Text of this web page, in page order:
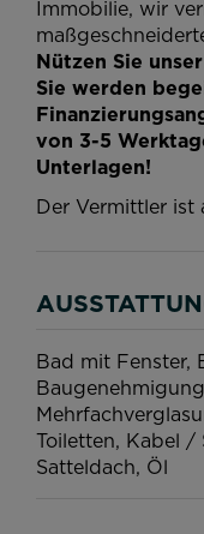
Immobilie, wir
Nützen Sie
Sie werden
von 3-5
Unterlagen!
Der Vermittler ist
Bad mit Fenster
Baugenehmigung
Toiletten Kabel /
Satteldach Öl